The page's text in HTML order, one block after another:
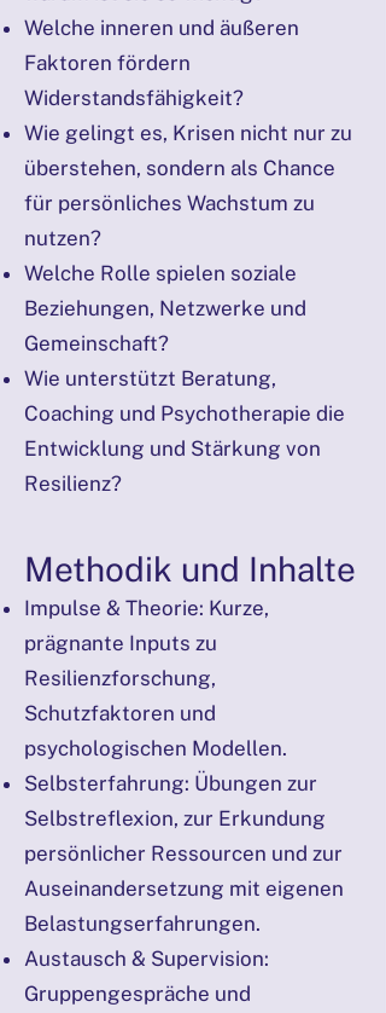
Welche inneren und äußeren
Faktoren fördern
Widerstandsfähigkeit?
Wie gelingt es, Krisen nicht nur zu
überstehen, sondern als Chance
für persönliches Wachstum zu
nutzen?
Welche Rolle spielen soziale
Beziehungen, Netzwerke und
Gemeinschaft?
Wie unterstützt Beratung,
Coaching und Psychotherapie die
Entwicklung und Stärkung von
Resilienz?
Methodik und Inhalte
Impulse & Theorie: Kurze,
prägnante Inputs zu
Resilienzforschung,
Schutzfaktoren und
psychologischen Modellen.
Selbsterfahrung: Übungen zur
Selbstreflexion, zur Erkundung
persönlicher Ressourcen und zur
Auseinandersetzung mit eigenen
Belastungserfahrungen.
Austausch & Supervision:
Gruppengespräche und